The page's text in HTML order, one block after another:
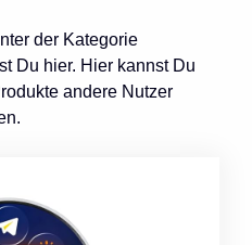
der Kategorie
Du hier. Hier kannst Du
andere Nutzer